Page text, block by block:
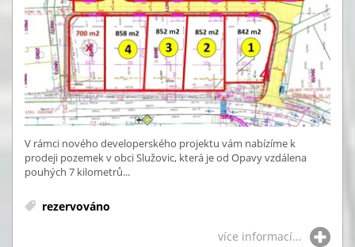
V rámci nového developerského projektu vám nabízíme k
prodeji pozemek v obci Služovic, která je od Opavy vzdálena
pouhých 7 kilometrů...
rezervováno
více informací...